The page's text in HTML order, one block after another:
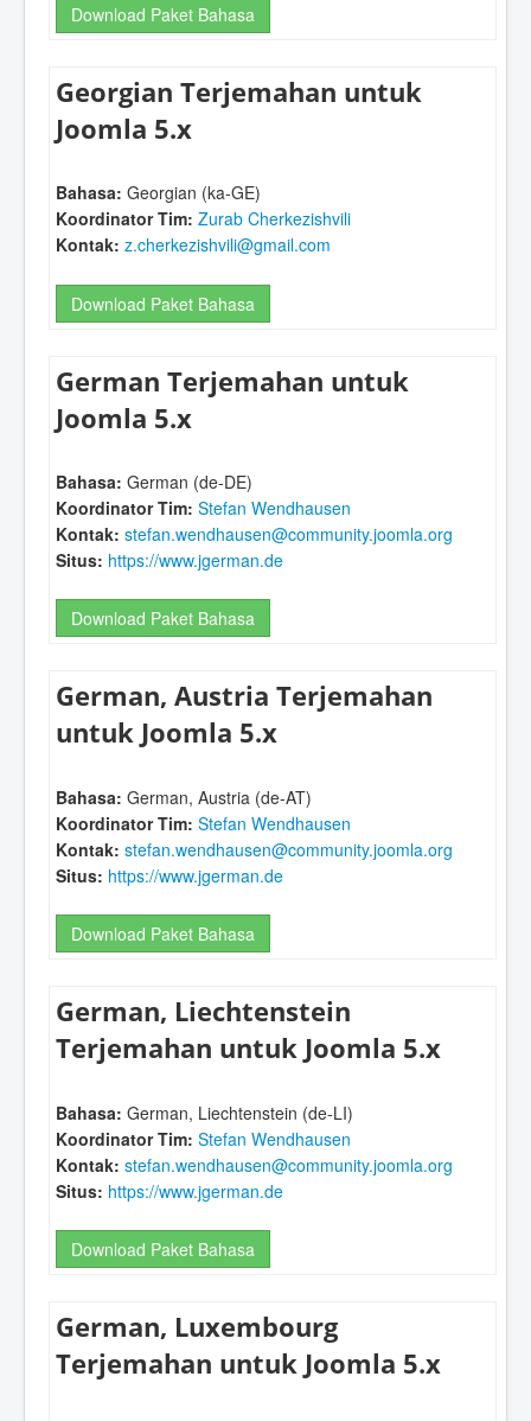
Download Paket Bahasa
Georgian Terjemahan untuk
Joomla 5.x
Bahasa: Georgian (ka-GE)
Koordinator Tim: Zurab Cherkezishvili
Kontak: z.cherkezishvili@gmail.com
Download Paket Bahasa
German Terjemahan untuk
Joomla 5.x
Bahasa: German (de-DE)
Koordinator Tim: Stefan Wendhausen
Kontak: stefan.wendhausen@community.joomla.org
Situs: https://www.jgerman.de
Download Paket Bahasa
German, Austria Terjemahan
untuk Joomla 5.x
Bahasa: German, Austria (de-AT)
Koordinator Tim: Stefan Wendhausen
Kontak: stefan.wendhausen@community.joomla.org
Situs: https://www.jgerman.de
Download Paket Bahasa
German, Liechtenstein
Terjemahan untuk Joomla 5.x
Bahasa: German, Liechtenstein (de-LI)
Koordinator Tim: Stefan Wendhausen
Kontak: stefan.wendhausen@community.joomla.org
Situs: https://www.jgerman.de
Download Paket Bahasa
German, Luxembourg
Terjemahan untuk Joomla 5.x